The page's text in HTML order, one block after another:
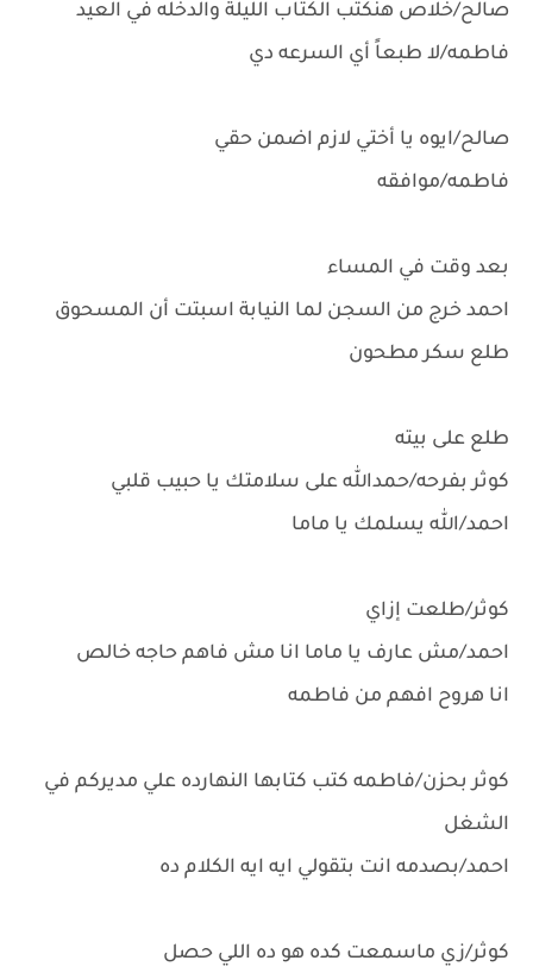
صالح/خلاص هنكتب الكتاب الليلة والدخله في العيد
فاطمه/لا طبعاً أي السرعه دي
صالح/ايوه يا أختي لازم اضمن حقي
فاطمه/موافقه
بعد وقت في المساء
احمد خرج من السجن لما النيابة اسبتت أن المسحوق
طلع سكر مطحون
طلع على بيته
كوثر بفرحه/حمدالله على سلامتك يا حبيب قلبي
احمد/الله يسلمك يا ماما
كوثر/طلعت إزاي
احمد/مش عارف يا ماما انا مش فاهم حاجه خالص
انا هروح افهم من فاطمه
كوثر بحزن/فاطمه كتب كتابها النهارده علي مديركم في
الشغل
احمد/بصدمه انت بتقولي ايه ايه الكلام ده
كوثر/زي ماسمعت كده هو ده اللي حصل